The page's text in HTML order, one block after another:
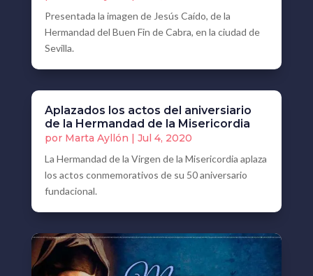
Presentada la imagen de Jesús Caído, de la
Hermandad del Buen Fin de Cabra, en la ciudad de
Sevilla.
Aplazados los actos del aniversiario
de la Hermandad de la Misericordia
por Marta Ayllón | Jul 4, 2020
La Hermandad de la Virgen de la Misericordia aplaza
los actos conmemorativos de su 50 aniversario
fundacional.